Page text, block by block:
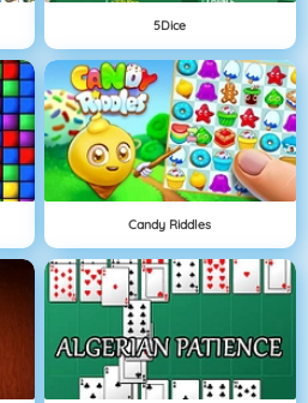
5Dice
Candy Riddles